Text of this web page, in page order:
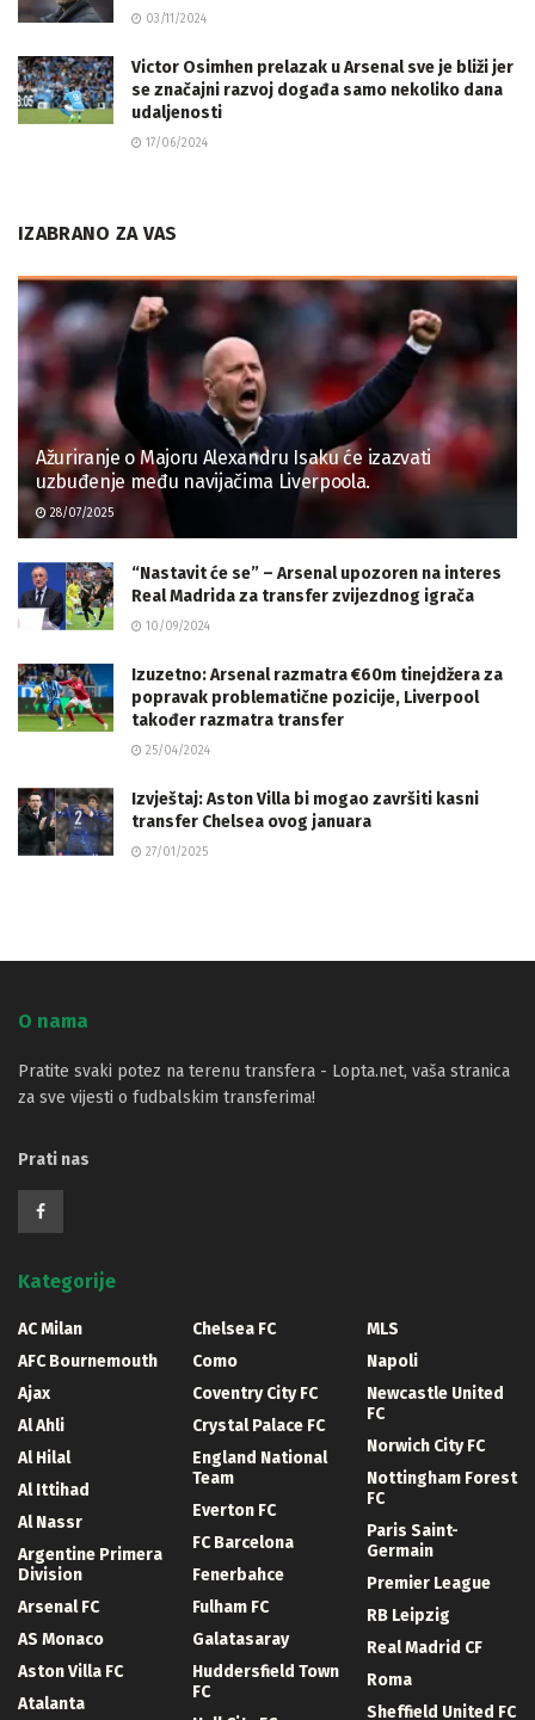
03/11/2024
Victor Osimhen prelazak u Arsenal sve je bliži jer
se značajni razvoj događa samo nekoliko dana
udaljenosti
17/06/2024
IZABRANO ZA VAS
Ažuriranje o Majoru Alexandru Isaku će izazvati
uzbuđenje među navijačima Liverpoola.
28/07/2025
“Nastavit će se” – Arsenal upozoren na interes
Real Madrida za transfer zvijezdnog igrača
10/09/2024
Izuzetno: Arsenal razmatra €60m tinejdžera za
popravak problematične pozicije, Liverpool
također razmatra transfer
25/04/2024
Izvještaj: Aston Villa bi mogao završiti kasni
transfer Chelsea ovog januara
27/01/2025
O nama
Pratite svaki potez na terenu transfera - Lopta.net, vaša stranica
za sve vijesti o fudbalskim transferima!
Prati nas
Kategorije
AC Milan
AFC Bournemouth
Ajax
Al Ahli
Al Hilal
Al Ittihad
Al Nassr
Argentine Primera
Division
Arsenal FC
AS Monaco
Aston Villa FC
Atalanta
Chelsea FC
Como
Coventry City FC
Crystal Palace FC
England National
Team
Everton FC
FC Barcelona
Fenerbahce
Fulham FC
Galatasaray
Huddersfield Town
FC
MLS
Napoli
Newcastle United
FC
Norwich City FC
Nottingham Forest
FC
Paris Saint-
Germain
Premier League
RB Leipzig
Real Madrid CF
Roma
Sheffield United FC